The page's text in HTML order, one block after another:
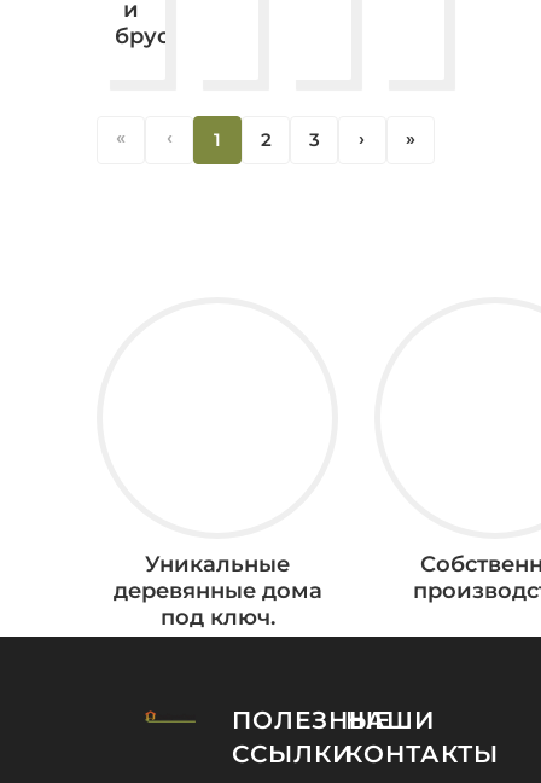
и
бруса.
« ‹ 1 2 3 ‹ «
Уникальные
деревянные дома
под ключ.
ПОЛЕЗНЫЕ
ССЫЛКИ
НАШИ
КОНТАКТЫ